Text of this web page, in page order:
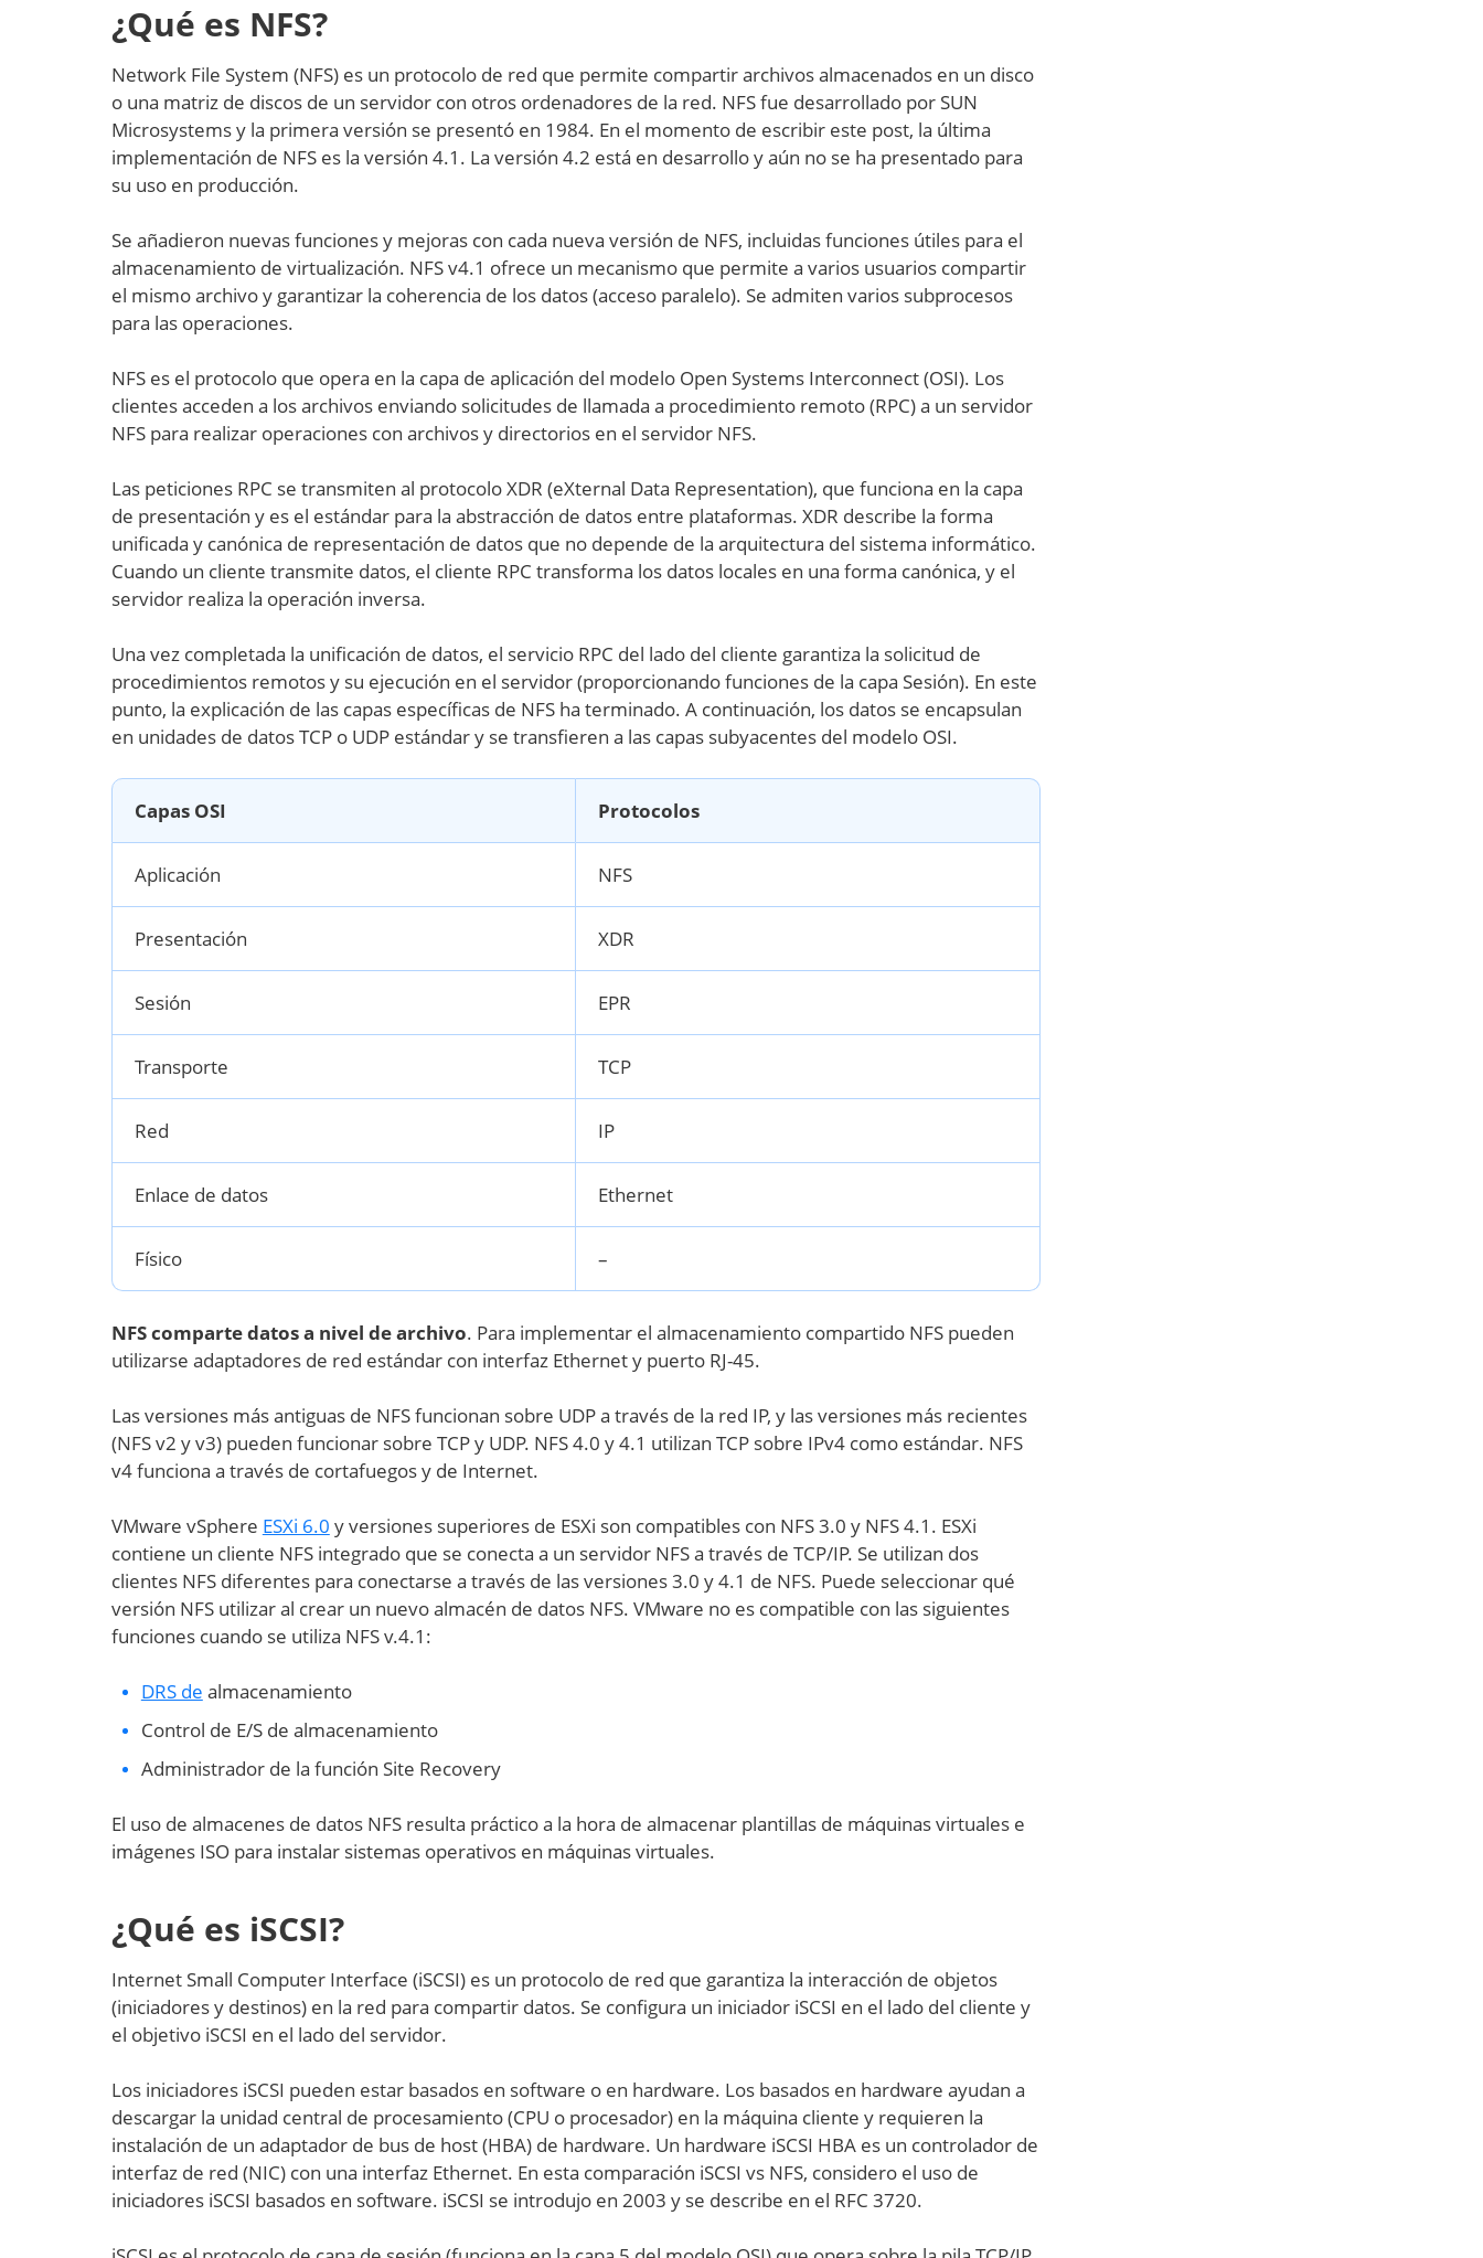
¿Qué es NFS?
Network File System (NFS) es un protocolo de red que permite compartir archivos almacenados en un disco
o una matriz de discos de un servidor con otros ordenadores de la red. NFS fue desarrollado por SUN
Microsystems y la primera versión se presentó en 1984. En el momento de escribir este post, la última
implementación de NFS es la versión 4.1. La versión 4.2 está en desarrollo y aún no se ha presentado para
su uso en producción.
Se añadieron nuevas funciones y mejoras con cada nueva versión de NFS, incluidas funciones útiles para el
almacenamiento de virtualización. NFS v4.1 ofrece un mecanismo que permite a varios usuarios compartir
el mismo archivo y garantizar la coherencia de los datos (acceso paralelo). Se admiten varios subprocesos
para las operaciones.
NFS es el protocolo que opera en la capa de aplicación del modelo Open Systems Interconnect (OSI). Los
clientes acceden a los archivos enviando solicitudes de llamada a procedimiento remoto (RPC) a un servidor
NFS para realizar operaciones con archivos y directorios en el servidor NFS.
Las peticiones RPC se transmiten al protocolo XDR (eXternal Data Representation), que funciona en la capa
de presentación y es el estándar para la abstracción de datos entre plataformas. XDR describe la forma
unificada y canónica de representación de datos que no depende de la arquitectura del sistema informático.
Cuando un cliente transmite datos, el cliente RPC transforma los datos locales en una forma canónica, y el
servidor realiza la operación inversa.
Una vez completada la unificación de datos, el servicio RPC del lado del cliente garantiza la solicitud de
procedimientos remotos y su ejecución en el servidor (proporcionando funciones de la capa Sesión). En este
punto, la explicación de las capas específicas de NFS ha terminado. A continuación, los datos se encapsulan
en unidades de datos TCP o UDP estándar y se transfieren a las capas subyacentes del modelo OSI.
Capas OSI Protocolos
Aplicación NFS
Presentación XDR
Sesión EPR
Transporte TCP
Red IP
Enlace de datos Ethernet
Físico –
NFS comparte datos a nivel de archivo. Para implementar el almacenamiento compartido NFS pueden
utilizarse adaptadores de red estándar con interfaz Ethernet y puerto RJ-45.
Las versiones más antiguas de NFS funcionan sobre UDP a través de la red IP, y las versiones más recientes
(NFS v2 y v3) pueden funcionar sobre TCP y UDP. NFS 4.0 y 4.1 utilizan TCP sobre IPv4 como estándar. NFS
v4 funciona a través de cortafuegos y de Internet.
VMware vSphere ESXi 6.0 y versiones superiores de ESXi son compatibles con NFS 3.0 y NFS 4.1. ESXi
contiene un cliente NFS integrado que se conecta a un servidor NFS a través de TCP/IP. Se utilizan dos
clientes NFS diferentes para conectarse a través de las versiones 3.0 y 4.1 de NFS. Puede seleccionar qué
versión NFS utilizar al crear un nuevo almacén de datos NFS. VMware no es compatible con las siguientes
funciones cuando se utiliza NFS v.4.1:
DRS de almacenamiento
Control de E/S de almacenamiento
Administrador de la función Site Recovery
El uso de almacenes de datos NFS resulta práctico a la hora de almacenar plantillas de máquinas virtuales e
imágenes ISO para instalar sistemas operativos en máquinas virtuales.
¿Qué es iSCSI?
Internet Small Computer Interface (iSCSI) es un protocolo de red que garantiza la interacción de objetos
(iniciadores y destinos) en la red para compartir datos. Se configura un iniciador iSCSI en el lado del cliente y
el objetivo iSCSI en el lado del servidor.
Los iniciadores iSCSI pueden estar basados en software o en hardware. Los basados en hardware ayudan a
descargar la unidad central de procesamiento (CPU o procesador) en la máquina cliente y requieren la
instalación de un adaptador de bus de host (HBA) de hardware. Un hardware iSCSI HBA es un controlador de
interfaz de red (NIC) con una interfaz Ethernet. En esta comparación iSCSI vs NFS, considero el uso de
iniciadores iSCSI basados en software. iSCSI se introdujo en 2003 y se describe en el RFC 3720.